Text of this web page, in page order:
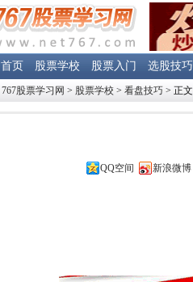
首页 股票学校 股票入门 选股技巧
767股票学习网 > 股票学校 > 看盘技巧 > 正文
QQ空间 新浪微博